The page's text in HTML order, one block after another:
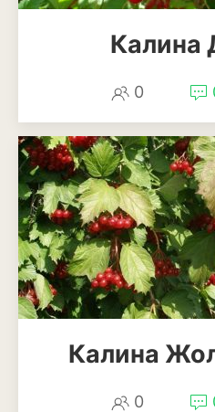
Алыча
Вишня
Гранат
Грецкий орех
Груша
Ежевика
Земклуника
Земляника
Калина
0
Калина
0